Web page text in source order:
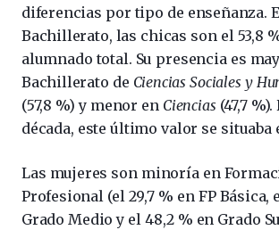
diferencias por tipo de enseñanza.
Bachillerato, las chicas son el 53,8
alumnado total. Su presencia es
Bachillerato de Ciencias Sociales y
(57,8 %) y menor en Ciencias (47,7
década, este último valor se situaba
Las mujeres son minoría en
Profesional (el 29,7 % en FP Básica,
Grado Medio y el 48,2 % en Grado